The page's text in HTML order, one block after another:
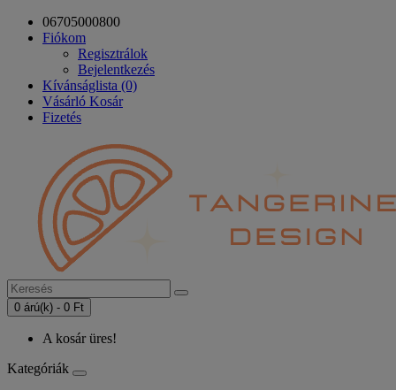
06705000800
Fiókom
Regisztrálok
Bejelentkezés
Kívánságlista (0)
Vásárló Kosár
Fizetés
0 árú(k) - 0 Ft
A kosár üres!
Kategóriák